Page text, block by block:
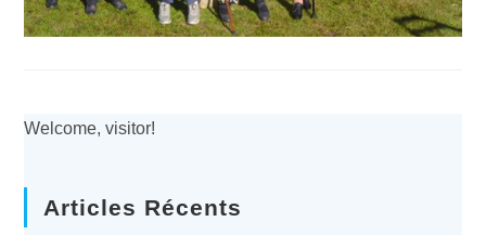
Welcome, visitor!
Articles Récents